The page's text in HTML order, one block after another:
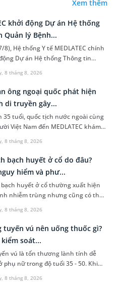
Xem thêm
8 tháng 8, 2026
khởi động Dự án Hệ thống
Quản lý Bệnh...
8), Hệ thống Y tế MEDLATEC chính
Dự án Hệ thống Thông tin
viện (HIS - Hospital Information
đoạn mới. Dự á...
8 tháng 8, 2026
ông ngoại quốc phát hiện
di truyền gây...
35 tuổi, quốc tịch nước ngoài cùng
Việt Nam đến MEDLATEC khám
hôn nhân. Qua thăm khám và
nghiệm chuyên sâu,...
8 tháng 8, 2026
bạch huyết ở cổ do đâu?
hiểm và phư...
bạch huyết ở cổ thường xuất hiện
nhiễm trùng nhưng cũng có thể
lao hạch hoặc ung thư. Để tìm
nhân gây viêm,...
8 tháng 8, 2026
tuyến vú nên uống thuốc gì?
soát...
vú là tổn thương lành tính dễ
phụ nữ trong độ tuổi 35 - 50. Khi
mắc bệnh, nhiều người
khoăn u nang tuyến v...